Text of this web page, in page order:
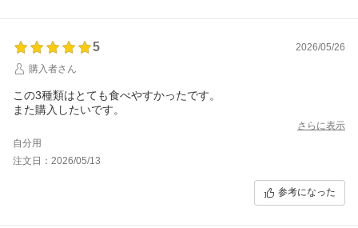
5
2026/05/26
購入者さん
この3種類はとても食べやすかったです。
また購入したいです。
さらに表示
自分用
注文日：2026/05/13
参考になった